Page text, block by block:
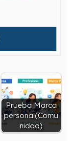
Prueba Marca
personal(Comu
nidad)